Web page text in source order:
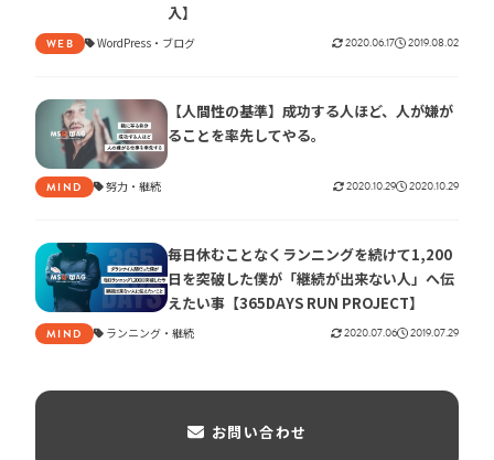
入】
WEB WordPress ブログ 2020.06.17 2019.08.02
【人間性の基準】成功する人ほど、人が嫌が
ることを率先してやる。
MIND 努力 継続 2020.10.29 2020.10.29
毎日休むことなくランニングを続けて1,200
日を突破した僕が「継続が出来ない人」へ伝
えたい事【365DAYS RUN PROJECT】
MIND ランニング 継続 2020.07.06 2019.07.29
お問い合わせ